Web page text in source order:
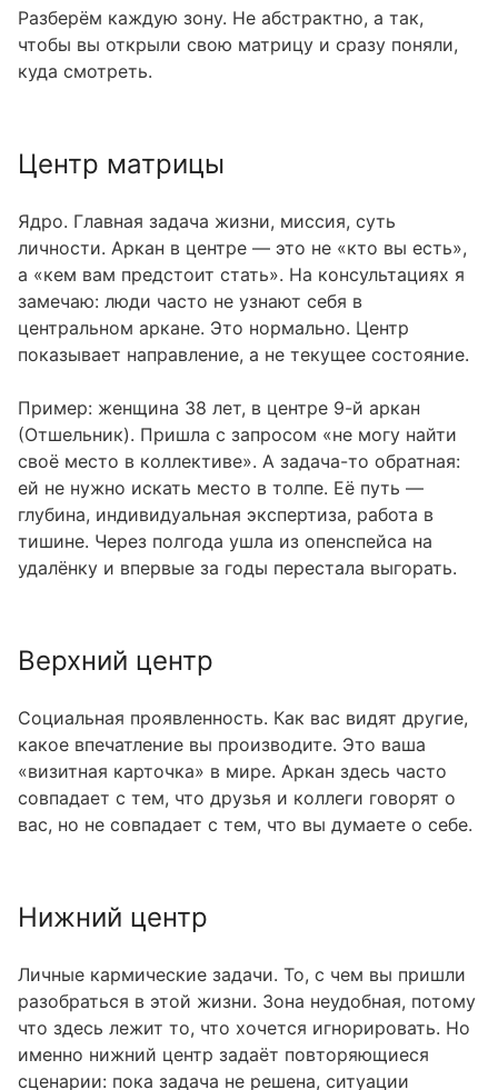
Разберём каждую зону. Не абстрактно, а так,
чтобы вы открыли свою матрицу и сразу поняли,
куда смотреть.
Центр матрицы
Ядро. Главная задача жизни, миссия, суть
личности. Аркан в центре — это не «кто вы есть»,
а «кем вам предстоит стать». На консультациях я
замечаю: люди часто не узнают себя в
центральном аркане. Это нормально. Центр
показывает направление, а не текущее состояние.
Пример: женщина 38 лет, в центре 9-й аркан
(Отшельник). Пришла с запросом «не могу найти
своё место в коллективе». А задача-то обратная:
ей не нужно искать место в толпе. Её путь —
глубина, индивидуальная экспертиза, работа в
тишине. Через полгода ушла из опенспейса на
удалёнку и впервые за годы перестала выгорать.
Верхний центр
Социальная проявленность. Как вас видят другие,
какое впечатление вы производите. Это ваша
«визитная карточка» в мире. Аркан здесь часто
совпадает с тем, что друзья и коллеги говорят о
вас, но не совпадает с тем, что вы думаете о себе.
Нижний центр
Личные кармические задачи. То, с чем вы пришли
разобраться в этой жизни. Зона неудобная, потому
что здесь лежит то, что хочется игнорировать. Но
именно нижний центр задаёт повторяющиеся
сценарии: пока задача не решена, ситуации